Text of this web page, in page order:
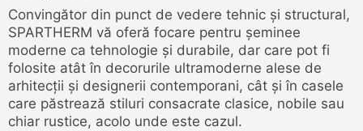
Convingător din punct de vedere tehnic și structural,
SPARTHERM vă oferă focare pentru șeminee
moderne ca tehnologie și durabile, dar care pot fi
folosite atât în decorurile ultramoderne alese de
arhitecții și designerii contemporani, cât și în casele
care păstrează stiluri consacrate clasice, nobile sau
chiar rustice, acolo unde este cazul.